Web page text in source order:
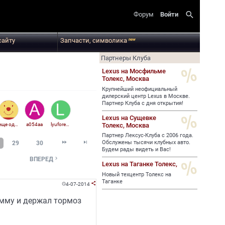
Форум Войти search
Запчасти, символикаnew
а054аа lyuforever
29 30  
ВПЕРЕД 
4-07-2014 
и держал тормоз
Партнеры Клуба
Lexus на Мосфильме
Толекс, Москва
Крупнейший неофициальный
дилерский центр Lexus в Москве.
Партнер Клуба с дня открытия!
Lexus на Сущевке
Толекс, Москва
Партнер Лексус-Клуба с 2006 года.
Обслужены тысячи клубных авто.
Будем рады видеть и Вас!
Lexus на Таганке Толекс,
Новый техцентр Толекс на
Таганке